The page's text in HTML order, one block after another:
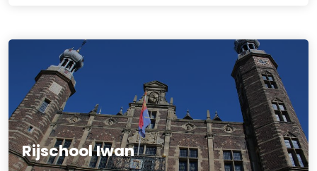
Rijschool Iwan